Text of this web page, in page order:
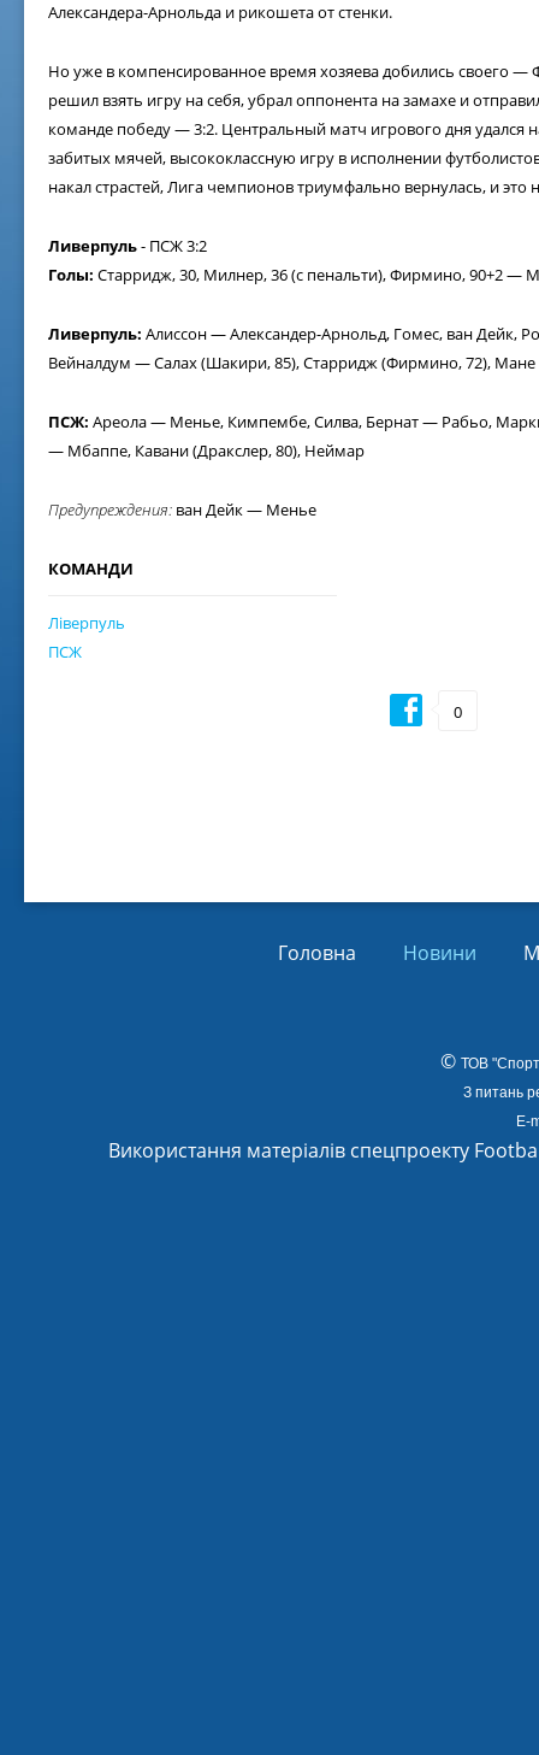
Александера-Арнольда и рикошета от стенки.
Но уже в компенсированное время хозяева добились своего —
решил взять игру на себя, убрал оппонента на замахе и
команде победу — 3:2. Центральный матч игрового дня удался
забитых мячей, высококлассную игру в исполнении
накал страстей, Лига чемпионов триумфально вернулась, и это
Ливерпуль- ПСЖ 3:2
Голы: Старридж, 30, Милнер, 36 (с пенальти), Фирмино, 90+2 —
Ливерпуль: Алиссон — Александер-Арнольд, Гомес, ван Дейк,
Вейналдум — Салах (Шакири, 85), Старридж (Фирмино, 72), Мане
ПСЖ: Ареола — Менье, Кимпембе, Силва, Бернат — Рабьо,
— Мбаппе, Кавани (Дракслер, 80), Неймар
Предупреждения: ван Дейк — Менье
КОМАНДИ
Ліверпуль
ПСЖ
0
Головна Новини
© ТОВ
З питань
E-
Використання матеріалів спецпроекту